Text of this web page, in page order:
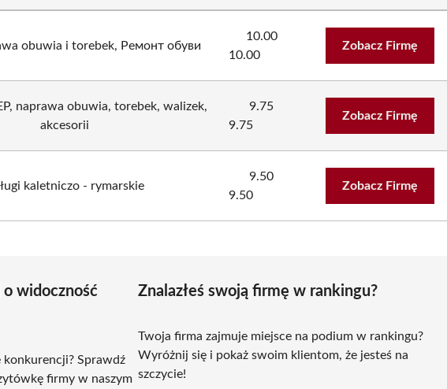
obuwia i torebek, Ремонт обуви
10.00
10.00
Zobacz Firmę
naprawa obuwia, torebek, walizek,
akcesorii
9.75
9.75
Zobacz Firmę
kaletniczo - rymarskie
9.50
9.50
Zobacz Firmę
o widoczność
Sprawdź
firmy w naszym
Znalazłeś swoją firmę w rankingu?
Twoja firma zajmuje miejsce na podium w rankingu?
Wyróżnij się i pokaż swoim klientom, że jesteś na
szczycie!